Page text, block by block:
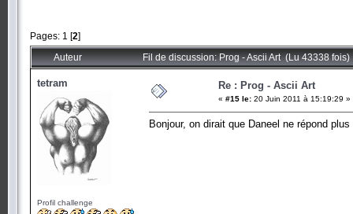
Pages: 1 [2]
Auteur Fil de discussion: Prog - Ascii Art (Lu 43338 fois)
tetram
Profil challenge
Re : Prog - Ascii Art
« #15 le: 20 Juin 2011 à 15:19:29 »
Bonjour, on dirait que Daneel ne répond